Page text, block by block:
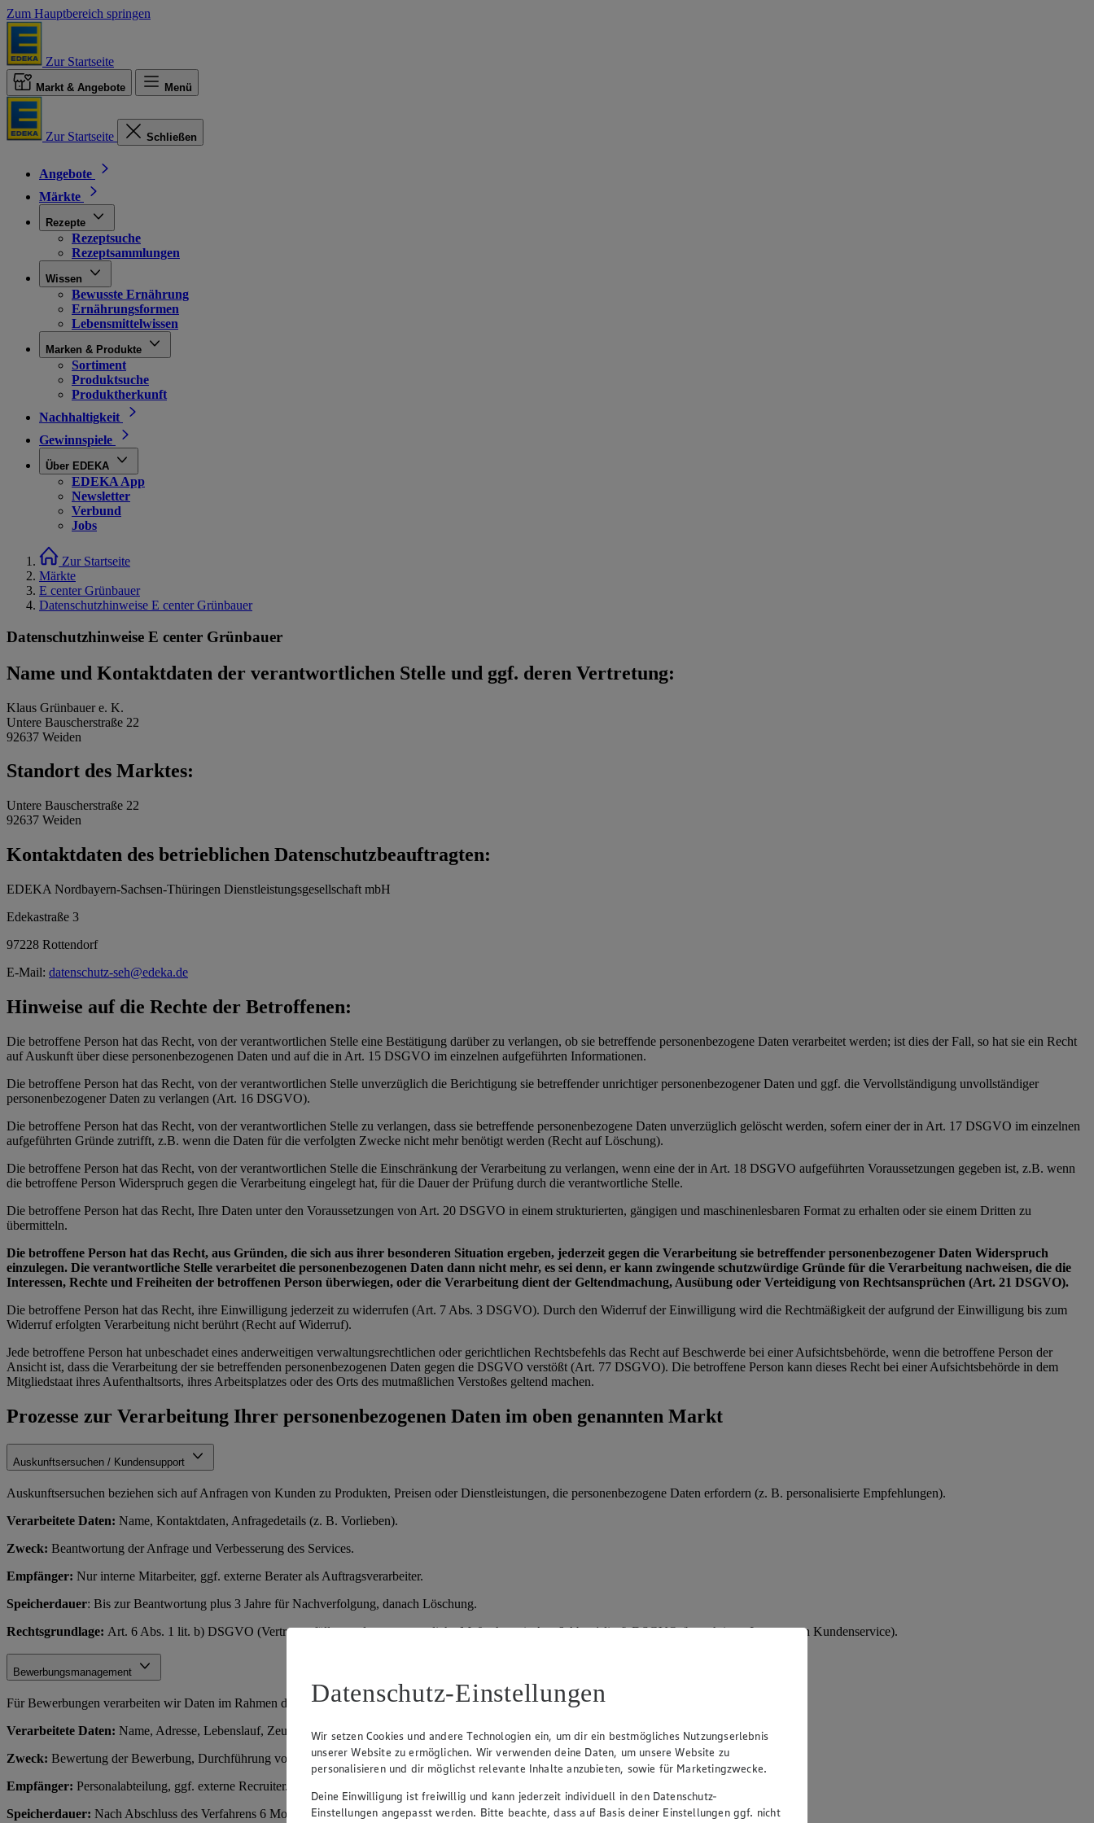
Zum Hauptbereich springen
Zur Startseite
Markt & Angebote Menü
Zur Startseite Schließen
Angebote
Märkte
Rezepte
Rezeptsuche
Rezeptsammlungen
Wissen
Bewusste Ernährung
Ernährungsformen
Lebensmittelwissen
Marken & Produkte
Sortiment
Produktsuche
Produktherkunft
Nachhaltigkeit
Gewinnspiele
Über EDEKA
EDEKA App
Newsletter
Verbund
Jobs
Zur Startseite
Märkte
E center Grünbauer
Datenschutzhinweise E center Grünbauer
Datenschutzhinweise E center Grünbauer
Name und Kontaktdaten der verantwortlichen Stelle und ggf. deren Vertretung:
Klaus Grünbauer e. K.
Untere Bauscherstraße 22
92637 Weiden
Standort des Marktes:
Untere Bauscherstraße 22
92637 Weiden
Kontaktdaten des betrieblichen Datenschutzbeauftragten:
EDEKA Nordbayern-Sachsen-Thüringen Dienstleistungsgesellschaft mbH
Edekastraße 3
97228 Rottendorf
E-Mail: datenschutz-seh@edeka.de
Hinweise auf die Rechte der Betroffenen:
Die betroffene Person hat das Recht, von der verantwortlichen Stelle eine Bestätigung darüber zu verlangen, ob sie betreffende personenbezogene Daten verarbeitet werden; ist dies der Fall, so hat sie ein Recht
auf Auskunft über diese personenbezogenen Daten und auf die in Art. 15 DSGVO im einzelnen aufgeführten Informationen.
Die betroffene Person hat das Recht, von der verantwortlichen Stelle unverzüglich die Berichtigung sie betreffender unrichtiger personenbezogener Daten und ggf. die Vervollständigung unvollständiger
personenbezogener Daten zu verlangen (Art. 16 DSGVO).
Die betroffene Person hat das Recht, von der verantwortlichen Stelle zu verlangen, dass sie betreffende personenbezogene Daten unverzüglich gelöscht werden, sofern einer der in Art. 17 DSGVO im einzelnen
aufgeführten Gründe zutrifft, z.B. wenn die Daten für die verfolgten Zwecke nicht mehr benötigt werden (Recht auf Löschung).
Die betroffene Person hat das Recht, von der verantwortlichen Stelle die Einschränkung der Verarbeitung zu verlangen, wenn eine der in Art. 18 DSGVO aufgeführten Voraussetzungen gegeben ist, z.B. wenn
die betroffene Person Widerspruch gegen die Verarbeitung eingelegt hat, für die Dauer der Prüfung durch die verantwortliche Stelle.
Die betroffene Person hat das Recht, Ihre Daten unter den Voraussetzungen von Art. 20 DSGVO in einem strukturierten, gängigen und maschinenlesbaren Format zu erhalten oder sie einem Dritten zu
übermitteln.
Die betroffene Person hat das Recht, aus Gründen, die sich aus ihrer besonderen Situation ergeben, jederzeit gegen die Verarbeitung sie betreffender personenbezogener Daten Widerspruch
einzulegen. Die verantwortliche Stelle verarbeitet die personenbezogenen Daten dann nicht mehr, es sei denn, er kann zwingende schutzwürdige Gründe für die Verarbeitung nachweisen, die die
Interessen, Rechte und Freiheiten der betroffenen Person überwiegen, oder die Verarbeitung dient der Geltendmachung, Ausübung oder Verteidigung von Rechtsansprüchen (Art. 21 DSGVO).
Die betroffene Person hat das Recht, ihre Einwilligung jederzeit zu widerrufen (Art. 7 Abs. 3 DSGVO). Durch den Widerruf der Einwilligung wird die Rechtmäßigkeit der aufgrund der Einwilligung bis zum
Widerruf erfolgten Verarbeitung nicht berührt (Recht auf Widerruf).
Jede betroffene Person hat unbeschadet eines anderweitigen verwaltungsrechtlichen oder gerichtlichen Rechtsbefehls das Recht auf Beschwerde bei einer Aufsichtsbehörde, wenn die betroffene Person der
Ansicht ist, dass die Verarbeitung der sie betreffenden personenbezogenen Daten gegen die DSGVO verstößt (Art. 77 DSGVO). Die betroffene Person kann dieses Recht bei einer Aufsichtsbehörde in dem
Mitgliedstaat ihres Aufenthaltsorts, ihres Arbeitsplatzes oder des Orts des mutmaßlichen Verstoßes geltend machen.
Prozesse zur Verarbeitung Ihrer personenbezogenen Daten im oben genannten Markt
Auskunftsersuchen / Kundensupport
Auskunftsersuchen beziehen sich auf Anfragen von Kunden zu Produkten, Preisen oder Dienstleistungen, die personenbezogene Daten erfordern (z. B. personalisierte Empfehlungen).
Verarbeitete Daten: Name, Kontaktdaten, Anfragedetails (z. B. Vorlieben).
Zweck: Beantwortung der Anfrage und Verbesserung des Services.
Empfänger: Nur interne Mitarbeiter, ggf. externe Berater als Auftragsverarbeiter.
Speicherdauer: Bis zur Beantwortung plus 3 Jahre für Nachverfolgung, danach Löschung.
Rechtsgrundlage: Art. 6 Abs. 1 lit. b) DSGVO (Vertragserfüllung oder vorvertragliche Maßnahmen); Art. 6 Abs. 1 lit. f) DSGVO (berechtigtes Interesse an Kundenservice).
Bewerbungsmanagement
Für Bewerbungen verarbeiten wir Daten im Rahmen des Einstellungsprozesses.
Verarbeitete Daten: Name, Adresse, Lebenslauf, Zeugnisse, Kontaktdaten, Qualifikationen.
Zweck: Bewertung der Bewerbung, Durchführung von Vorstellungsgesprächen und Entscheidung über Einstellung.
Empfänger: Personalabteilung, ggf. externe Recruiter.
Speicherdauer: Nach Abschluss des Verfahrens 6 Monate (für Rechtsverteidigung), danach Löschung; bei Einstellung Übernahme in die Personalakte.
Datenschutz-Einstellungen
Wir setzen Cookies und andere Technologien ein, um dir ein bestmögliches Nutzungserlebnis
unserer Website zu ermöglichen. Wir verwenden deine Daten, um unsere Website zu
personalisieren und dir möglichst relevante Inhalte anzubieten, sowie für Marketingzwecke.
Deine Einwilligung ist freiwillig und kann jederzeit individuell in den Datenschutz-
Einstellungen angepasst werden. Bitte beachte, dass auf Basis deiner Einstellungen ggf. nicht